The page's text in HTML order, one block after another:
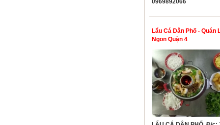
0969892066
Lẩu Cá Dân Phố - Quán
Ngon Quận 4